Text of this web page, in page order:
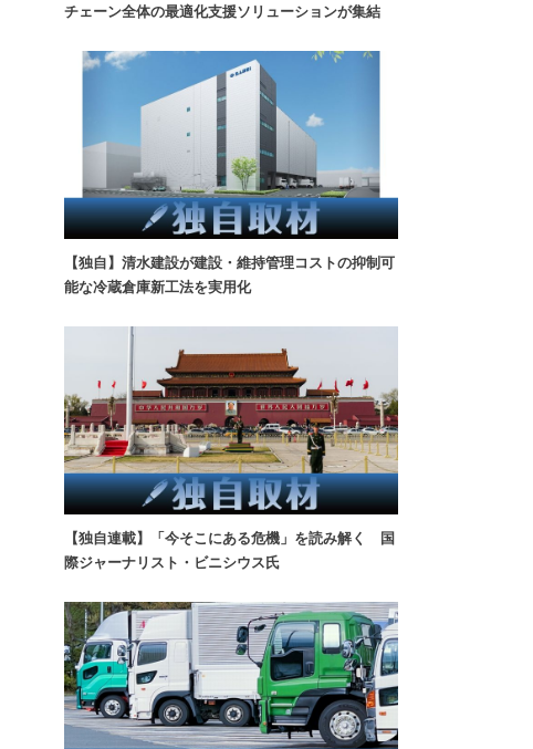
チェーン全体の最適化支援ソリューションが集結
【独自】清水建設が建設・維持管理コストの抑制可
能な冷蔵倉庫新工法を実用化
【独自連載】「今そこにある危機」を読み解く 国
際ジャーナリスト・ビニシウス氏